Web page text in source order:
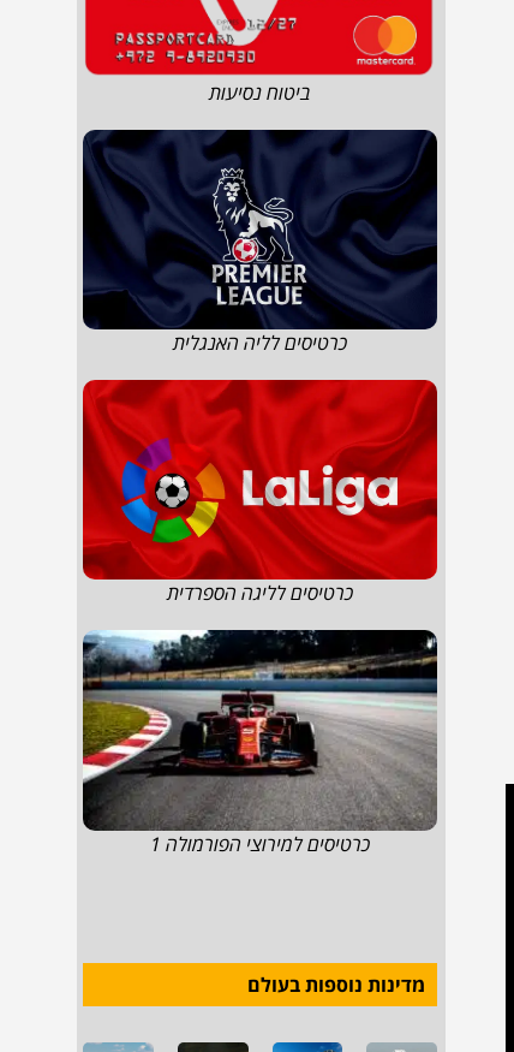
ביטוח נסיעות
כרטיסים לליה האנגלית
כרטיסים לליגה הספרדית
כרטיסים למירוצי הפורמולה 1
מדינות נוספות בעולם